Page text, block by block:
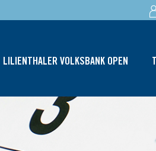
LILIENTHALER VOLKSBANK OPEN